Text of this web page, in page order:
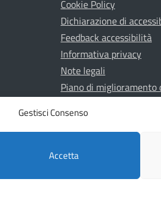
Gestisci Consenso
Accetta
Cookie Policy
Dichiarazione di
Feedback accessibilità
Informativa privacy
Note legali
Piano di miglioramento